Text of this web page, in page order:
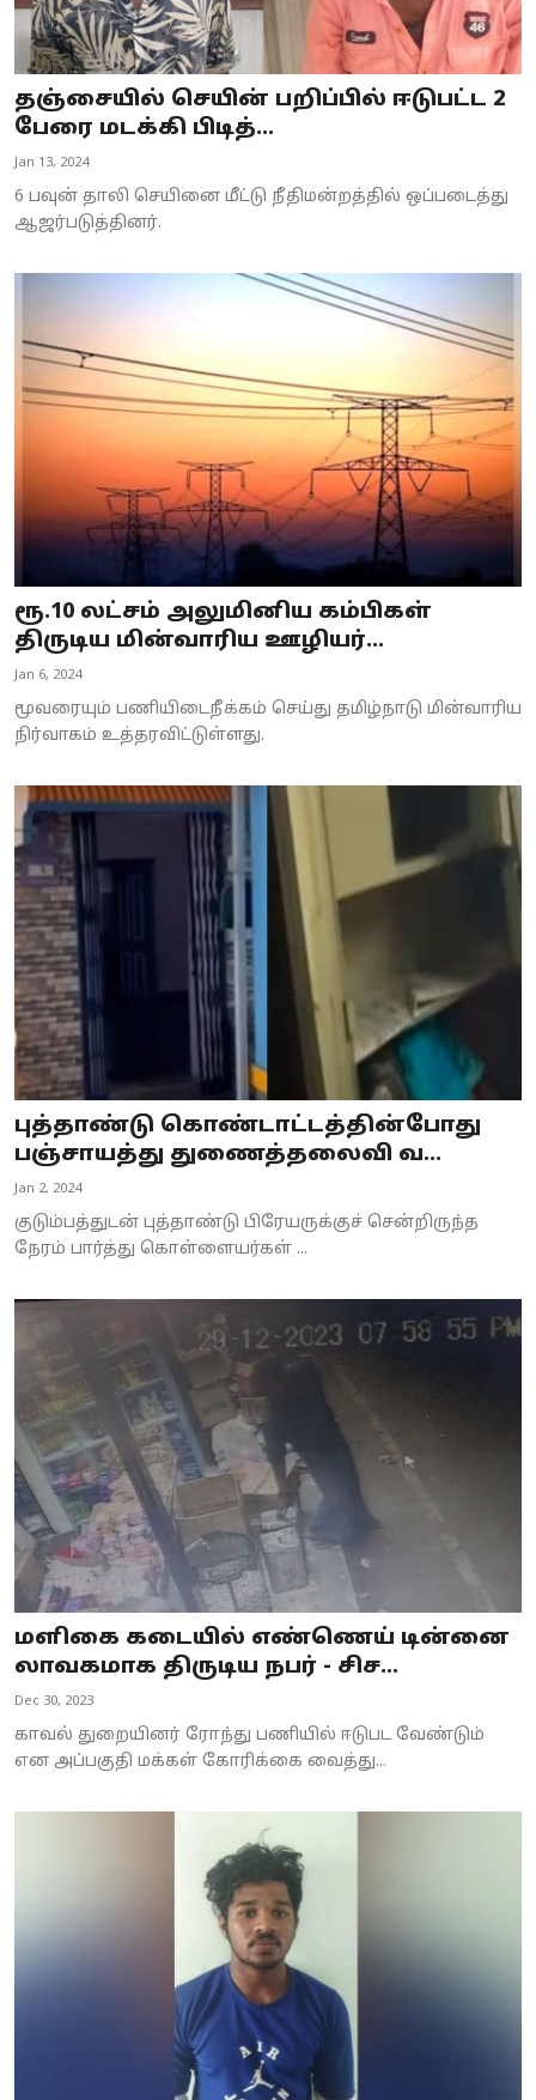
தஞ்சையில் செயின் பறிப்பில் ஈடுபட்ட 2
பேரை மடக்கி பிடித்...
Jan 13, 2024
6 பவுன் தாலி செயினை மீட்டு நீதிமன்றத்தில் ஒப்படைத்து
ஆஜர்படுத்தினர்.
ரூ.10 லட்சம் அலுமினிய கம்பிகள்
திருடிய மின்வாரிய ஊழியர்...
Jan 6, 2024
மூவரையும் பணியிடைநீக்கம் செய்து தமிழ்நாடு மின்வாரிய
நிர்வாகம் உத்தரவிட்டுள்ளது.
புத்தாண்டு கொண்டாட்டத்தின்போது
பஞ்சாயத்து துணைத்தலைவி வ...
Jan 2, 2024
குடும்பத்துடன் புத்தாண்டு பிரேயருக்குச் சென்றிருந்த
நேரம் பார்த்து கொள்ளையர்கள் ...
மளிகை கடையில் எண்ணெய் டின்னை
லாவகமாக திருடிய நபர் - சிச...
Dec 30, 2023
காவல் துறையினர் ரோந்து பணியில் ஈடுபட வேண்டும்
என அப்பகுதி மக்கள் கோரிக்கை வைத்து...